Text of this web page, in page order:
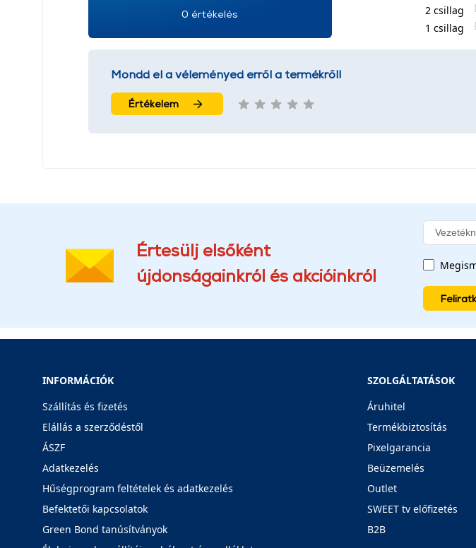
0 értékelés
2 csillag
1 csillag
Mondd el a véleményed erről a termékről!
Értékelem
Értesülj elsőként
újdonságainkról és akcióinkról
INFORMÁCIÓK
Szállítás és fizetés
Elállás a szerződéstől
ÁSZF
Adatkezelés
Hűségprogram feltételek és adatkezelés
Befektetői kapcsolatok
Green Bond tanúsítványok
SZOLGÁLTATÁSOK
Áruhitel
Termékbiztosítás
Pixelgarancia
Beüzemelés
Outlet
SWEET tv előfizetés
B2B